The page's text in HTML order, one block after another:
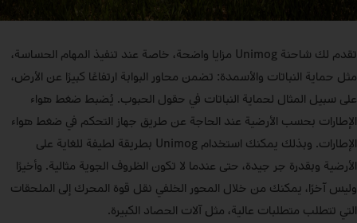
تقدم لك شاحنة Unimog مزايا واضحة، خاصة عند تنفيذ المهام الحساسة،
مثل حماية النباتات والأسمدة: تضمن محاور البوابة ارتفاعًا كبيرًا عن الأرض،
على سبيل المثال لحماية النباتات في حقول الحبوب. يُضبط ضغط هواء
الإطارات بحسب الأرضية عند الحاجة عن طريق جهاز التحكم في ضغط هواء
الإطارات. وبذلك يمكنك استخدام Unimog بطريقة لطيفة للغاية على
الأرضية وبقدرة جر جيدة، حتى عندما لا تكون الظروف الجوية مثالية. وأخيرًا
وليس آخرًا، يمكنك من خلال المحور الخلفي نقل قوة المحرك إلى الملحقات
التي تتطلب متطلبات عالية، مثل آلات الحصاد الكبيرة.